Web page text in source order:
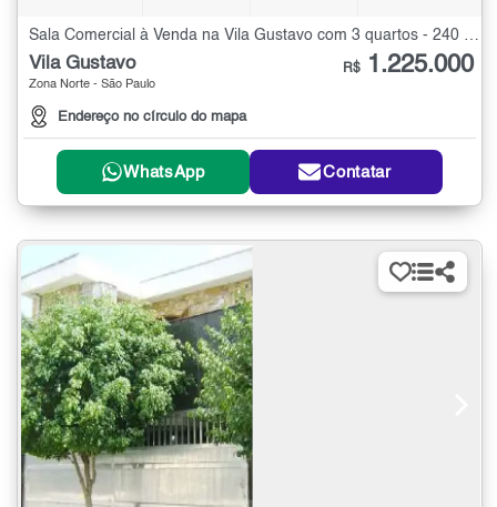
Sala Comercial à Venda na Vila Gustavo com 3 quartos - 240 m²
Vila Gustavo
Zona Norte - São Paulo
Endereço no círculo do mapa
R$ 1.225.000
WhatsApp Contatar